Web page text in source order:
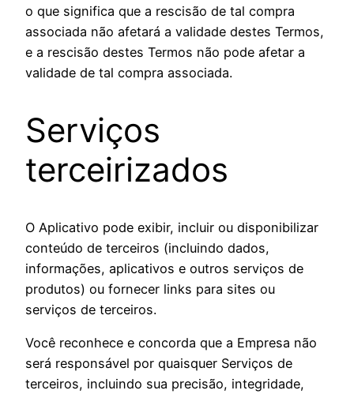
o que significa que a rescisão de tal compra
associada não afetará a validade destes Termos,
e a rescisão destes Termos não pode afetar a
validade de tal compra associada.
Serviços
terceirizados
O Aplicativo pode exibir, incluir ou disponibilizar
conteúdo de terceiros (incluindo dados,
informações, aplicativos e outros serviços de
produtos) ou fornecer links para sites ou
serviços de terceiros.
Você reconhece e concorda que a Empresa não
será responsável por quaisquer Serviços de
terceiros, incluindo sua precisão, integridade,